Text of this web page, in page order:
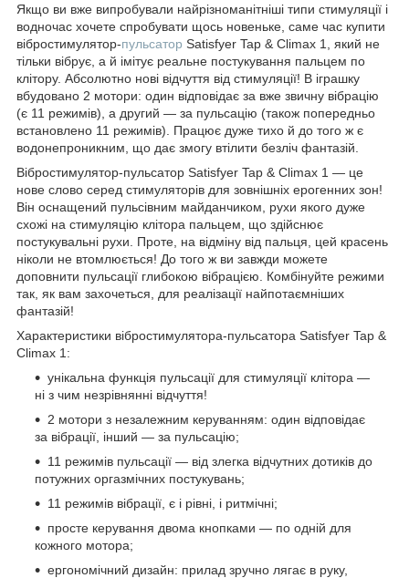
Якщо ви вже випробували найрізноманітніші типи стимуляції і
водночас хочете спробувати щось новеньке, саме час купити
вібростимулятор-пульсатор Satisfyer Tap & Climax 1, який не
тільки вібрує, а й імітує реальне постукування пальцем по
клітору. Абсолютно нові відчуття від стимуляції! В іграшку
вбудовано 2 мотори: один відповідає за вже звичну вібрацію
(є 11 режимів), а другий — за пульсацію (також попередньо
встановлено 11 режимів). Працює дуже тихо й до того ж є
водонепроникним, що дає змогу втілити безліч фантазій.
Вібростимулятор-пульсатор Satisfyer Tap & Climax 1 — це
нове слово серед стимуляторів для зовнішніх ерогенних зон!
Він оснащений пульсівним майданчиком, рухи якого дуже
схожі на стимуляцію клітора пальцем, що здійснює
постукувальні рухи. Проте, на відміну від пальця, цей красень
ніколи не втомлюється! До того ж ви завжди можете
доповнити пульсації глибокою вібрацією. Комбінуйте режими
так, як вам захочеться, для реалізації найпотаємніших
фантазій!
Характеристики вібростимулятора-пульсатора Satisfyer Tap &
Climax 1:
унікальна функція пульсації для стимуляції клітора —
ні з чим незрівнянні відчуття!
2 мотори з незалежним керуванням: один відповідає
за вібрації, інший — за пульсацію;
11 режимів пульсації — від злегка відчутних дотиків до
потужних оргазмічних постукувань;
11 режимів вібрації, є і рівні, і ритмічні;
просте керування двома кнопками — по одній для
кожного мотора;
ергономічний дизайн: прилад зручно лягає в руку,